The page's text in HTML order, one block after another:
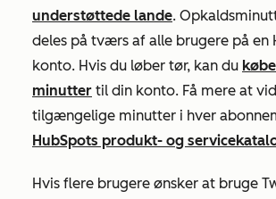
understøttede lande.
deles på tværs af alle brugere på en
konto. Hvis du løber tør, kan du
minutter til din konto. Få mere at
tilgængelige minutter i hver
HubSpots produkt- og
Hvis flere brugere ønsker at bruge